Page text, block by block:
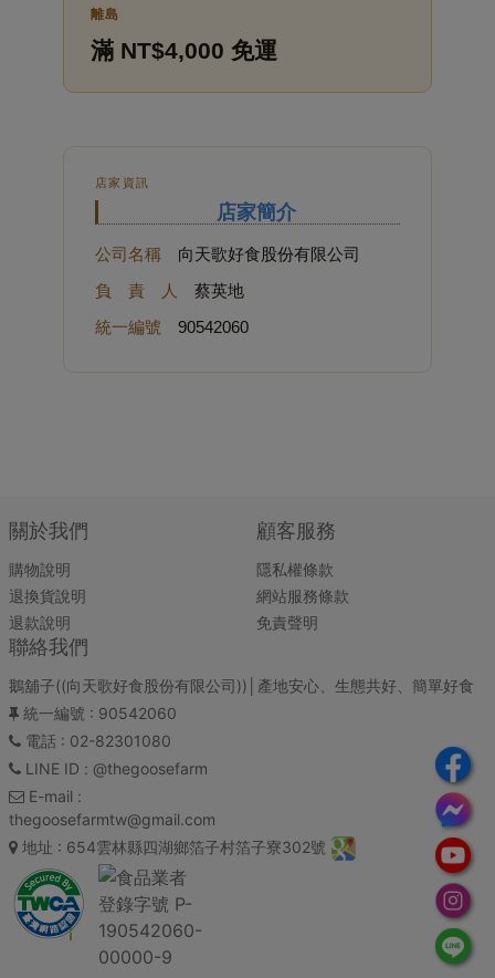
離島
滿 NT$4,000 免運
店家資訊
店家簡介
公司名稱向天歌好食股份有限公司
負 責 人
蔡英地
統一編號 90542060
關於我們
購物說明
退換貨說明
退款說明
顧客服務
隱私權條款
網站服務條款
免責聲明
聯絡我們
鵝舖子((向天歌好食股份有限公司))│產地安心、生態共好、簡單好食
統一編號 : 90542060
電話: 02-82301080
LINE ID : @thegoosefarm
E-mail :
thegoosefarmtw@gmail.com
地址 : 654雲林縣四湖鄉箔子村箔子寮302號